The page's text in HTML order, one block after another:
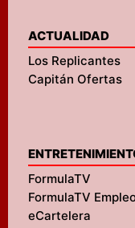
ACTUALIDAD
Los Replicantes
Capitán Ofertas
FormulaTV
FormulaTV
eCartelera